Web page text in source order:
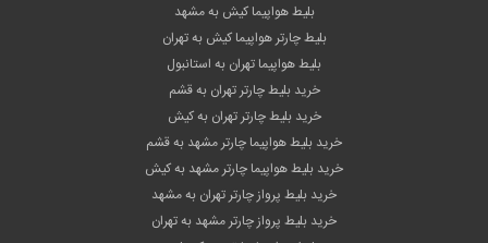
بلیط هواپیما کیش به مشهد
بلیط چارتر هواپیما کیش به تهران
بلیط هواپیما تهران به استانبول
خرید بلیط چارتر تهران به قشم
خرید بلیط چارتر تهران به کیش
خرید بلیط هواپیما چارتر مشهد به قشم
خرید بلیط هواپیما چارتر مشهد به کیش
خرید بلیط پرواز چارتر تهران به مشهد
خرید بلیط پرواز چارتر مشهد به تهران